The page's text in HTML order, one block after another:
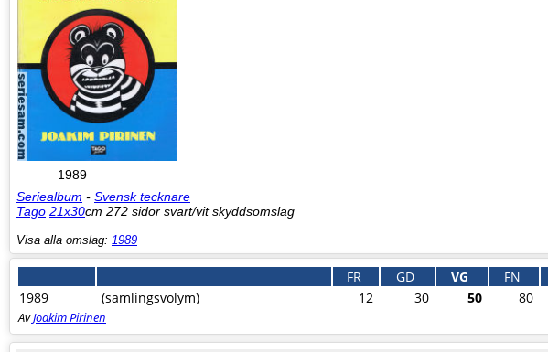
1989
Seriealbum - Svensk tecknare
Tago 21x30cm 272 sidor svart/vit skyddsomslag
Visa alla omslag: 1989
FR GD VG FN
1989
(samlingsvolym) 12 30 50 80
AvJoakim Pirinen